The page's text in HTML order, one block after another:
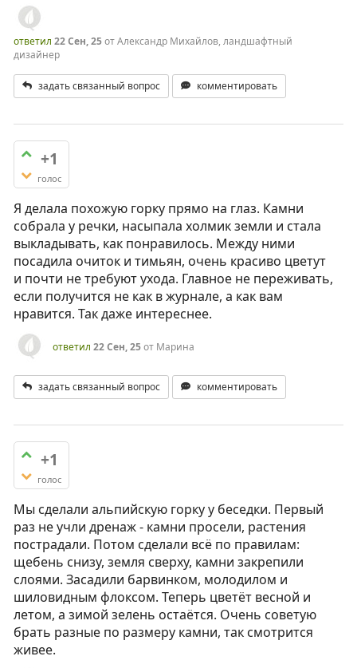
ответил 22 Сен, 25отАлександр Михайлов, ландшафтный
дизайнер
задать связанный вопрос комментировать
+1
голос
Я делала похожую горку прямо на глаз. Камни
собрала у речки, насыпала холмик земли и стала
выкладывать, как понравилось. Между ними
посадила очиток и тимьян, очень красиво цветут
и почти не требуют ухода. Главное не переживать,
если получится не как в журнале, а как вам
нравится. Так даже интереснее.
ответил 22 Сен, 25от Марина
задать связанный вопрос комментировать
+1
голос
Мы сделали альпийскую горку у беседки. Первый
раз не учли дренаж - камни просели, растения
пострадали. Потом сделали всё по правилам:
щебень снизу, земля сверху, камни закрепили
слоями. Засадили барвинком, молодилом и
шиловидным флоксом. Теперь цветёт весной и
летом, а зимой зелень остаётся. Очень советую
брать разные по размеру камни, так смотрится
живее.